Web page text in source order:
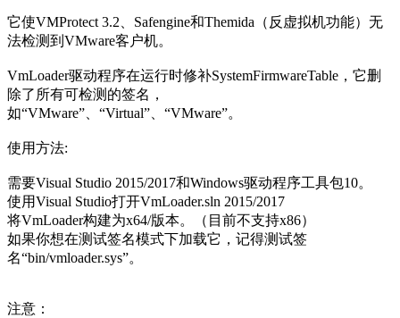
它使VMProtect 3.2、Safengine和Themida（反虚拟机功能）无
法检测到VMware客户机。
VmLoader驱动程序在运行时修补SystemFirmwareTable，它删
除了所有可检测的签名，
如“VMware”、“Virtual”、“VMware”。
使用方法:
需要Visual Studio 2015/2017和Windows驱动程序工具包10。
使用Visual Studio打开VmLoader.sln 2015/2017
将VmLoader构建为x64/版本。（目前不支持x86）
如果你想在测试签名模式下加载它，记得测试签
名“bin/vmloader.sys”。
注意：